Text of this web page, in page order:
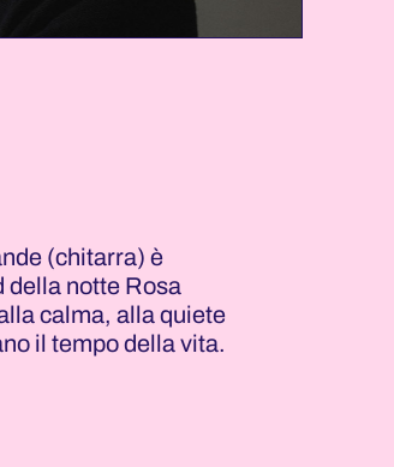
(chitarra) è
della notte Rosa
calma, alla quiete
il tempo della vita.